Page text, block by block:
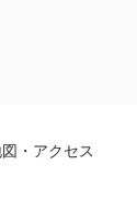
・アクセス